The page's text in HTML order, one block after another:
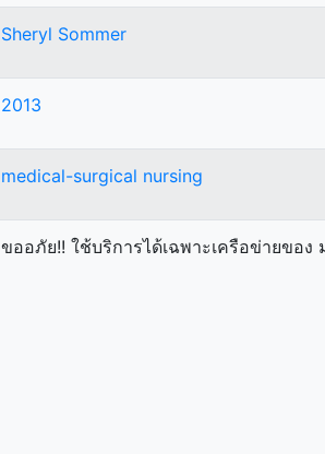
Sheryl Sommer
2013
medical-surgical nursing
ขออภัย!! ใช้บริการได้เฉพาะเครือข่ายขอ